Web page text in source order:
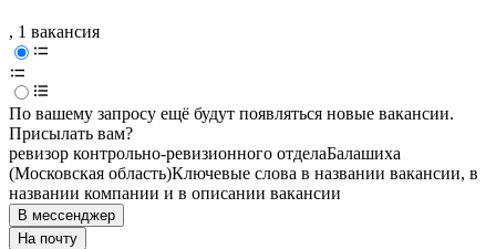
, 1 вакансия
По вашему запросу ещё будут появляться новые вакансии.
Присылать вам?
ревизор контрольно-ревизионного отделаБалашиха
(Московская область)Ключевые слова в названии вакансии, в
названии компании и в описании вакансии
В мессенджер
На почту